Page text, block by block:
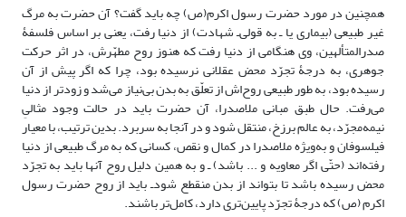
همچنین در مورد حضرت رسول اکرم(ص) چه باید گفت؟ آن حضرت به مرگ
غیر طبیعی (بیماری یا ـ‌ به قولی‌ـ شهادت) از دنیا رفت، یعنی بر اساس فلسفۀ
صدرالمتألهین، وی هنگامی از دنیا رفت که هنوز روح مطهّرش، در اثر حرکت
جوهری، به درجۀ تجرّد محض عقلانی نرسیده بود، چرا که اگر پیش از آن
رسیده بود، به طور طبیعی روح‌اش از تعلّق به بدن بی‌نیاز می‌شد و زودتر از دنیا
می‌رفت. حال طبق مبانی ملاصدرا، آن حضرت باید در حالت وجود مثالیِ
نیمه‌مجرّد، به عالم برزخ، منتقل شود و در آنجا به سربرد. بدین ترتیب، با معیار
فیلسوفان و به‌ویژه ملاصدرا در کمال و نقص، کسانی که به مرگ طبیعی از دنیا
رفته‌اند (حتّی اگر معاویه و ... باشد) ـ و به همین دلیل روح آنها باید به تجرّد
محض رسیده باشد تا بتواند از بدن منقطع شودـ باید از روح حضرت رسول
اکرم (ص) که درجۀ تجرّد پایین‌تری دارد، کامل‌تر باشند.